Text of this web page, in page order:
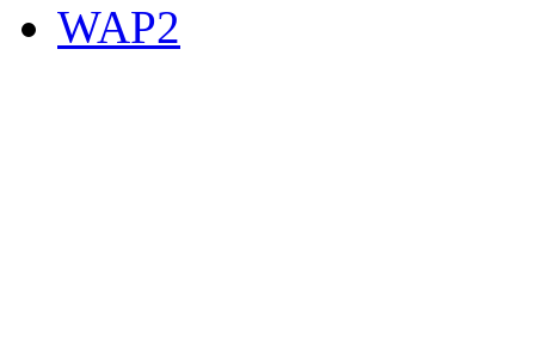
WAP2